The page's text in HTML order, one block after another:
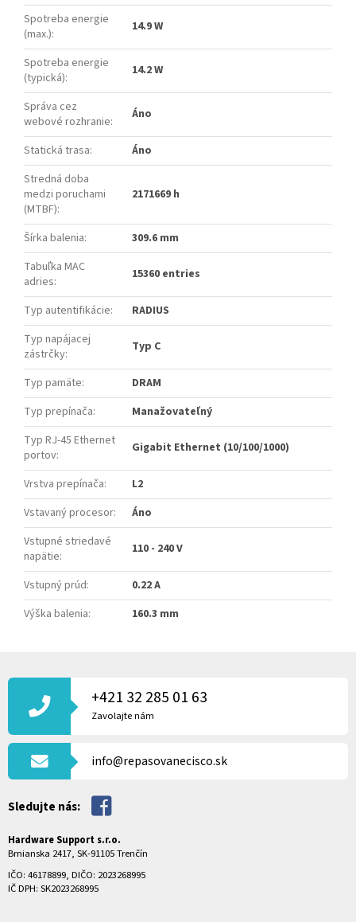
Spotreba energie
(max.): 14.9 W
Spotreba energie
(typická): 14.2 W
Správa cez
webové rozhranie: Áno
Statická trasa:
Áno
Stredná doba
medzi poruchami
(MTBF):
2171669 h
Šírka balenia:
309.6 mm
Tabuľka MAC
adries: 15360 entries
Typ autentifikácie:
RADIUS
Typ napájacej
zástrčky: Typ C
Typ pamäte:
DRAM
Typ prepínača:
Manažovateľný
Typ RJ-45 Ethernet
portov: Gigabit Ethernet (10/100/1000)
Vrstva prepínača:
L2
Vstavaný procesor:
Áno
Vstupné striedavé
napätie: 110 - 240 V
Vstupný prúd:
0.22 A
Výška balenia: 160.3 mm
Á
T
+421 32 285 01 63
Zavolajte nám
info@repasovanecisco.sk
Sledujte nás:
Hardware Support s.r.o.
Brnianska 2417, SK-91105 Trenčín
IČO: 46178899, DIČO: 2023268995
IČ DPH: SK2023268995